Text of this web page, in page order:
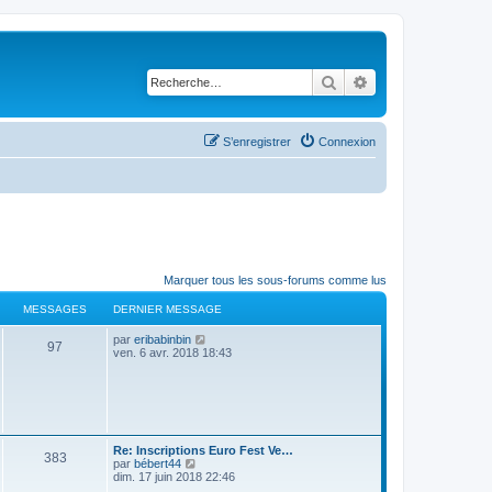
Rechercher
Connexion
S’enregistrer
Marquer tous les sous-forums comme lus
MESSAGES DERNIER MESSAGE
97
s
a
D
e
e
s
s
a
par eribabinbin
o
r
n
i
e
ven. 6 avr. 2018 18:43
383M
D
e
r
Re: Inscriptions Euro Fest Ve…
par bébert44
o
dim. 17 juin 2018 22:46